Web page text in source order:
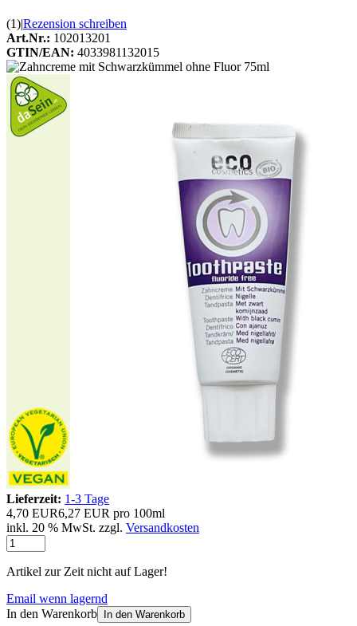
(1)|Rezension schreiben
Art.Nr.: 102013201
GTIN/EAN: 4033981132015
Lieferzeit: 1-3 Tage
4,70 EUR6,27 EUR pro 100ml
inkl. 20 % MwSt. zzgl. Versandkosten
Artikel zur Zeit nicht auf Lager!
Email wenn lagernd
In den Warenkorb
In den Warenkorb